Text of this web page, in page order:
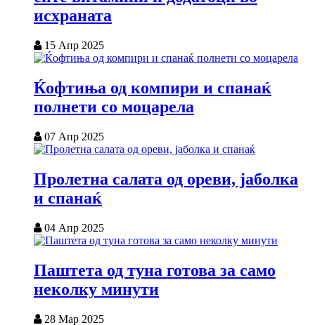
исхраната
15 Апр 2025
Ќофтиња од компири и спанаќ
полнети со моцарела
07 Апр 2025
Пролетна салата од ореви, јаболка
и спанаќ
04 Апр 2025
Паштета од туна готова за само
неколку минути
28 Мар 2025